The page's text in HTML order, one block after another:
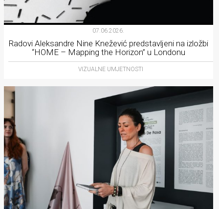
07.06.2026.
Radovi Aleksandre Nine Knežević predstavljeni na izložbi
“HOME – Mapping the Horizon” u Londonu
VIZUALNE UMJETNOSTI